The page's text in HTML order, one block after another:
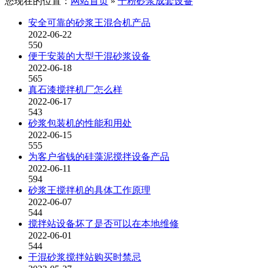
安全可靠的砂浆王混合机产品
2022-06-22
550
便于安装的大型干混砂浆设备
2022-06-18
565
真石漆搅拌机厂怎么样
2022-06-17
543
砂浆包装机的性能和用处
2022-06-15
555
为客户省钱的硅藻泥搅拌设备产品
2022-06-11
594
砂浆王搅拌机的具体工作原理
2022-06-07
544
搅拌站设备坏了是否可以在本地维修
2022-06-01
544
干混砂浆搅拌站购买时禁忌